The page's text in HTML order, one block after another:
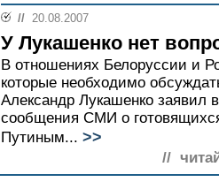
// 20.08.2007
У Лукашенко нет
В отношениях Белоруссии и
которые необходимо
Александр Лукашенко заявил
сообщения СМИ о
Путиным... >>
//